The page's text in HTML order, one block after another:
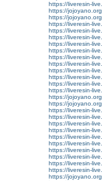
https://liveresin-
https://
https://
https://liveresin-
https://liveresin-
https://liveresin-
https://liveresin-
https://liveresin-
https://liveresin-
https://liveresin-
https://liveresin-
https://liveresin-
https://liveresin-
https://liveresin-
https://
https://
https://liveresin-
https://liveresin-
https://liveresin-
https://liveresin-
https://liveresin-
https://liveresin-
https://liveresin-
https://liveresin-
https://liveresin-
https://liveresin-
https://